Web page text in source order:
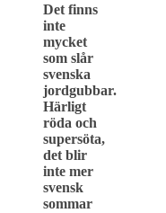
Det finns
inte
mycket
som slår
svenska
jordgubbar.
Härligt
röda och
supersöta,
det blir
inte mer
svensk
sommar